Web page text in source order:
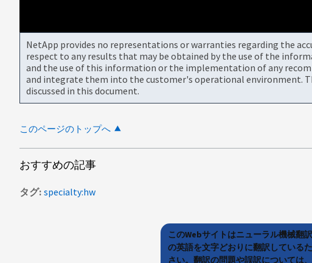
NetApp provides no representations or warranties regarding the
respect to any results that may be obtained by the use of the
and the use of this information or the implementation of any
and integrate them into the customer's operational environment.
discussed in this document.
このページのトップへ
おすすめの記事
タグ specialty:hw
このWebサイトはニューラル機械翻
の英語を文字どおりに翻訳している
さい。翻訳の問題や誤訳については